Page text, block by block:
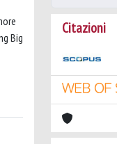
Big
Citazioni